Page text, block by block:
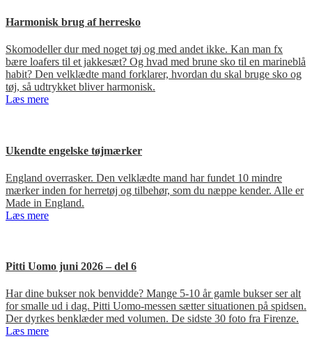
Harmonisk brug af herresko
Skomodeller dur med noget tøj og med andet ikke. Kan man fx
bære loafers til et jakkesæt? Og hvad med brune sko til en marineblå
habit? Den velklædte mand forklarer, hvordan du skal bruge sko og
tøj, så udtrykket bliver harmonisk.
Læs mere
Ukendte engelske tøjmærker
England overrasker. Den velklædte mand har fundet 10 mindre
mærker inden for herretøj og tilbehør, som du næppe kender. Alle er
Made in England.
Læs mere
Pitti Uomo juni 2026 – del 6
Har dine bukser nok benvidde? Mange 5-10 år gamle bukser ser alt
for smalle ud i dag. Pitti Uomo-messen sætter situationen på spidsen.
Der dyrkes benklæder med volumen. De sidste 30 foto fra Firenze.
Læs mere